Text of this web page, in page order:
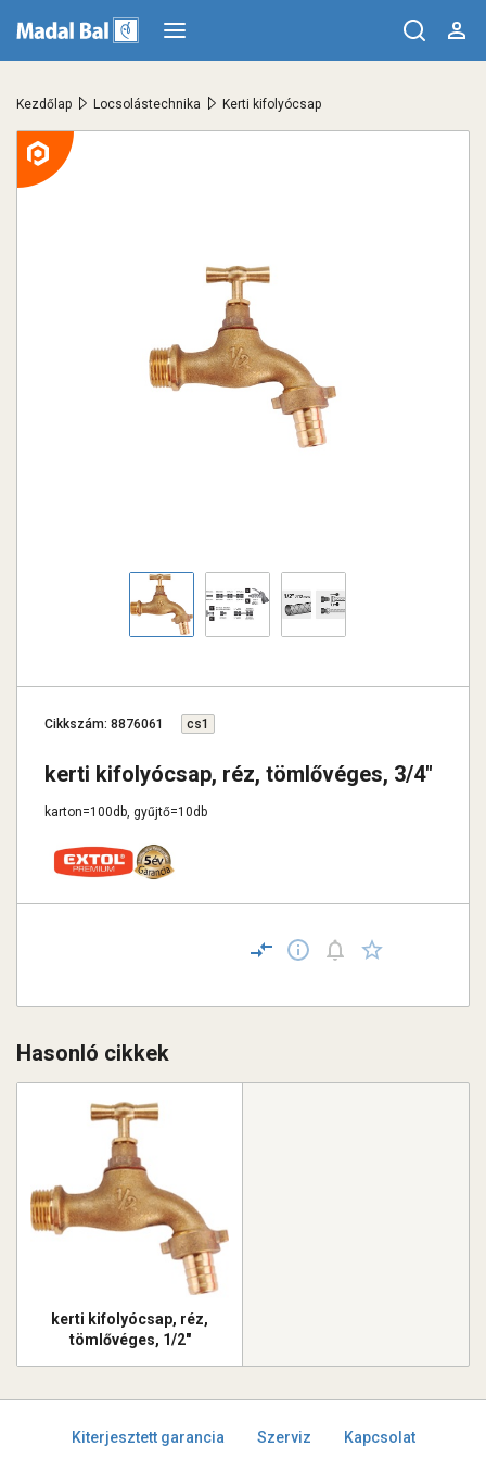
Kezdőlap > Locsolástechnika > Kerti kifolyócsap
Cikkszám: 8876061 cs1
kerti kifolyócsap, réz, tömlővéges, 3/4"
karton=100db, gyűjtő=10db
Hasonló cikkek
kerti kifolyócsap, réz,
tömlővéges, 1/2"
Kiterjesztett garancia Szerviz Kapcsolat